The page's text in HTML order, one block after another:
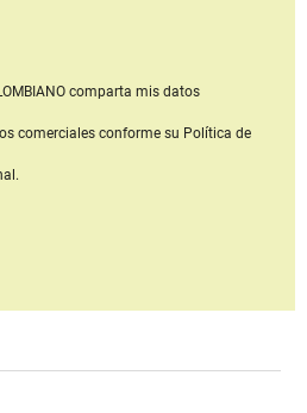
comparta mis datos
comerciales conforme su Política de